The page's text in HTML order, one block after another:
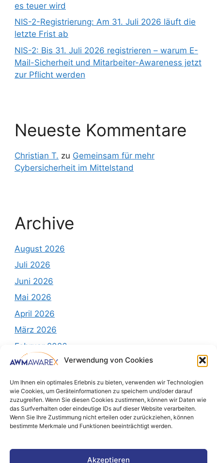
Verwendung von Cookies
Um Ihnen ein optimales Erlebnis zu bieten, verwenden wir Technologien
wie Cookies, um Geräteinformationen zu speichern und/oder darauf
zuzugreifen. Wenn Sie diesen Cookies zustimmen, können wir Daten wie
das Surfverhalten oder eindeutige IDs auf dieser Website verarbeiten.
Wenn Sie Ihre Zustimmung nicht erteilen oder zurückziehen, können
bestimmte Merkmale und Funktionen beeinträchtigt werden.
Akzeptieren
es teuer wird
NIS-2-Registrierung: Am 31. Juli 2026 läuft die
letzte Frist ab
NIS-2: Bis 31. Juli 2026 registrieren – warum E-
Mail-Sicherheit und Mitarbeiter-Awareness jetzt
zur Pflicht werden
Neueste Kommentare
Christian T. zu Gemeinsam für mehr
Cybersicherheit im Mittelstand
Archive
August 2026
Juli 2026
Juni 2026
Mai 2026
April 2026
März 2026
Februar 2026
Dezember 2025
November 2025
Kategorien